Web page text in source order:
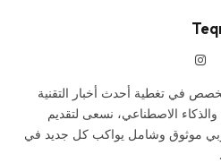
الانستغرام
في تغطية أحدث أخبار التقنية
والذكاء الاصطناعي، نسعى لتقديم
موثوق وشامل يواكب كل جديد في